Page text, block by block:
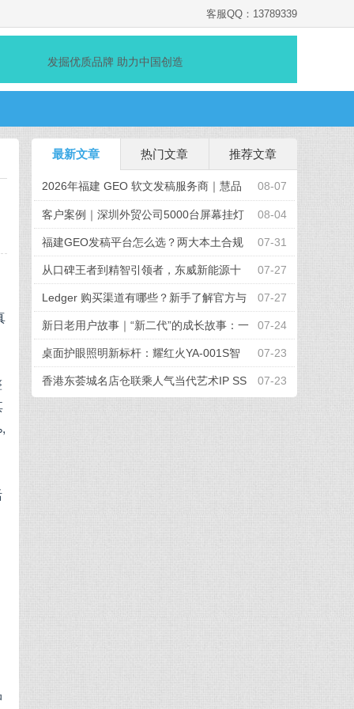
客服QQ：13789339
发掘优质品牌 助力中国创造
最新文章 热门文章 推荐文章
08-07
2026年福建 GEO 软文发稿服务商｜慧品
宣：以 AI 技术赋能品牌全域传播 08-04
客户案例｜深圳外贸公司5000台屏幕挂灯
采购项目顺利完成 07-31
福建GEO发稿平台怎么选？两大本土合规
推广平台实测推荐 07-27
从口碑王者到精智引领者，东威新能源十
周年发布全新品牌战略 07-27
Ledger 购买渠道有哪些？新手了解官方与
授权路径的完整参考 07-24
新日老用户故事｜“新二代”的成长故事：一
起出发的“移动伙伴” 07-23
桌面护眼照明新标杆：耀红火YA-001S智
能屏幕挂灯，办公电竞全场景适配 07-23
香港东荟城名店仓联乘人气当代艺术IP SS